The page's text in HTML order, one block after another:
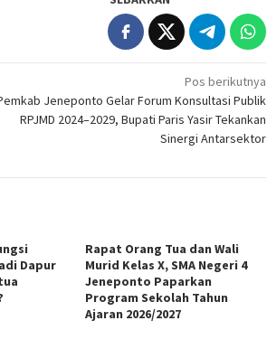
Pos berikutnya
Jeneponto Gelar Forum Konsultasi Publik
RPJMD 2024–2029, Bupati Paris Yasir Tekankan
Sinergi Antarsektor
Dapur
Rapat Orang Tua dan Wali
Murid Kelas X, SMA Negeri 4
Jeneponto Paparkan
Program Sekolah Tahun
Ajaran 2026/2027